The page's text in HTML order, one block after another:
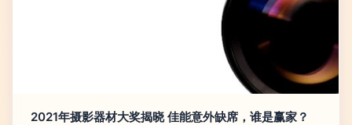
2021年摄影器材大奖揭晓 佳能意外缺席，谁是赢家？